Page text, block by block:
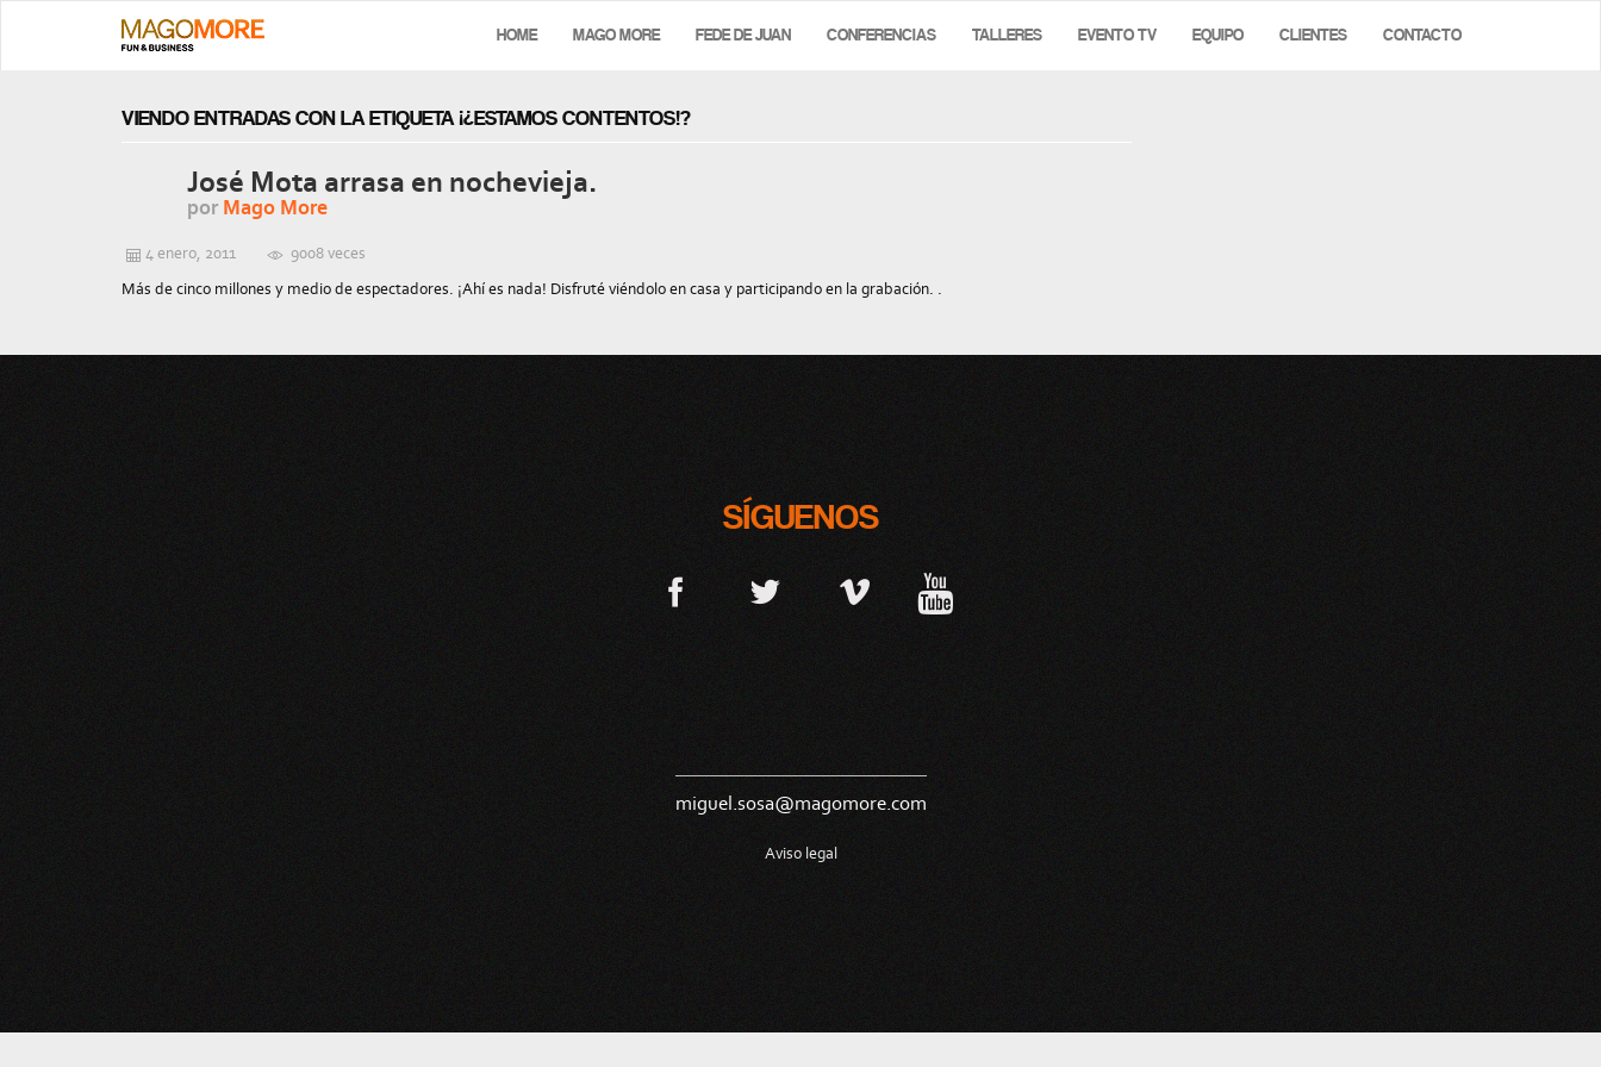
HOME MAGO MORE FEDE DE JUAN CONFERENCIAS TALLERES EVENTO TV EQUIPO CLIENTES CONTACTO
VIENDO ENTRADAS CON LA ETIQUETA ¡¿ESTAMOS CONTENTOS!?
José Mota arrasa en nochevieja.
por Mago More
4 enero, 2011
9008 veces
Más de cinco millones y medio de espectadores. ¡Ahí es nada! Disfruté viéndolo en casa y participando en la grabación. .
SÍGUENOS
miguel.sosa@magomore.com
Aviso legal